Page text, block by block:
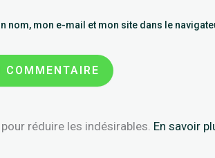
nom, mon e-mail et mon site dans le
réduire les indésirables. En savoir